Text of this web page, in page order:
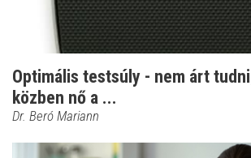
Optimális testsúly - nem árt
közben nő a ...
Dr. Beró Mariann